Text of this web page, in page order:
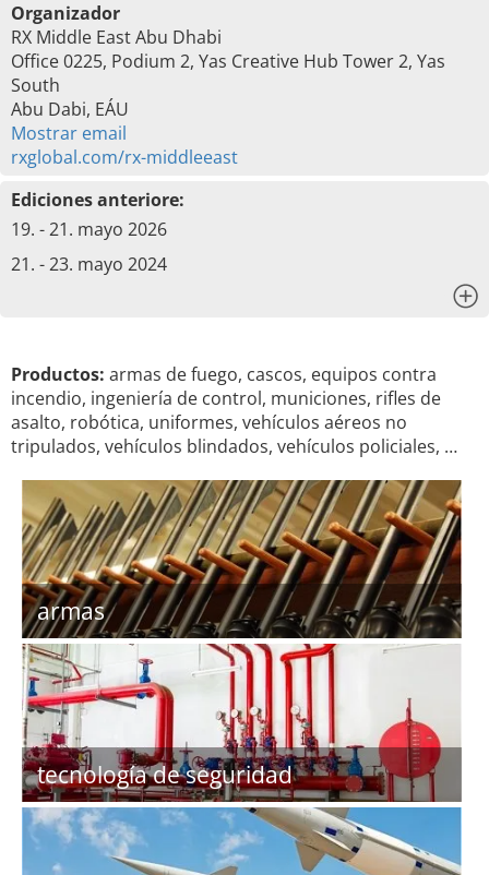
Organizador
RX Middle East Abu Dhabi
Office 0225, Podium 2, Yas Creative Hub Tower 2, Yas
South
Abu Dabi, EÁU
Mostrar email
rxglobal.com/rx-middleeast
Ediciones anteriore:
19. - 21. mayo 2026
21. - 23. mayo 2024
Productos: armas de fuego, cascos, equipos contra
incendio, ingeniería de control, municiones, rifles de
asalto, robótica, uniformes, vehículos aéreos no
tripulados, vehículos blindados, vehículos policiales, …
armas
tecnología de seguridad